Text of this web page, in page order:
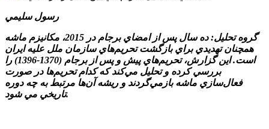
رسول سليمي
گروه تحليل: ده سال پس از امضاي برجام در 2015، مکانيزم ماشه
همچنان تهديدي براي بازگشت تحريم‌هاي سازمان ملل عليه ايران
است. اين گزارش، تحريم‌هاي پيش و پس از برجام (1370-1396) را
بررسي کرده و تحليل مي‌کند که کدام تحريم‌ها در صورت
فعال‌سازي ماشه بازمي‌گردند و ريشه آن‌ها مرتبط به چه دوره
تاريخي مي شود.